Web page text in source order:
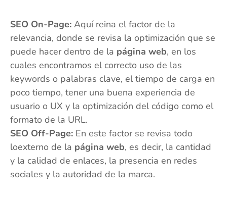
SEO On-Page: Aquí reina el factor de la
relevancia, donde se revisa la optimización que se
puede hacer dentro de la página web, en los
cuales encontramos el correcto uso de las
keywords o palabras clave, el tiempo de carga en
poco tiempo, tener una buena experiencia de
usuario o UX y la optimización del código como el
formato de la URL.
SEO Off-Page: En este factor se revisa todo
loexterno de la página web, es decir, la cantidad
y la calidad de enlaces, la presencia en redes
sociales y la autoridad de la marca.